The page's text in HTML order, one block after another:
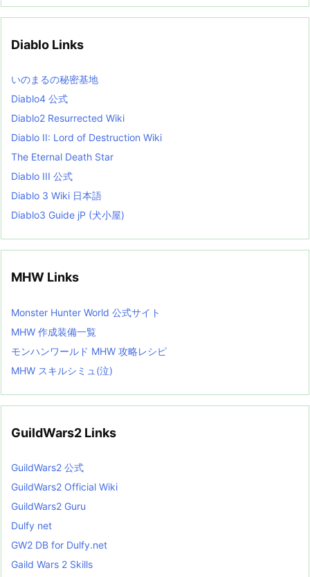
e
i
s
t
Diablo Links
いのまるの秘密基地
Diablo4 公式
Diablo2 Resurrected Wiki
Diablo II: Lord of Destruction Wiki
The Eternal Death Star
Diablo III 公式
Diablo 3 Wiki 日本語
Diablo3 Guide jP (犬小屋)
MHW Links
Monster Hunter World 公式サイト
MHW 作成装備一覧
モンハンワールド MHW 攻略レシピ
MHW スキルシミュ(泣)
GuildWars2 Links
GuildWars2 公式
GuildWars2 Official Wiki
GuildWars2 Guru
Dulfy net
GW2 DB for Dulfy.net
Gaild Wars 2 Skills